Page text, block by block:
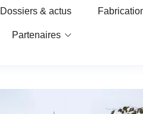
Dossiers & actus
Partenaires